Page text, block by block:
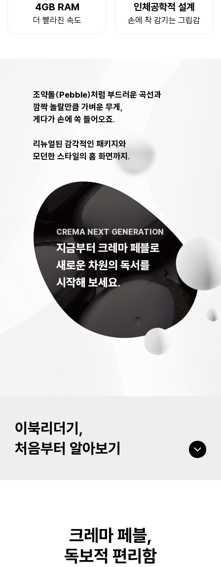
4GB RAM
더 빨라진 속도
인체공학적 설계
손에 착 감기는 그립감
조약돌(Pebble)처럼 부드러운 곡선과
깜짝 놀랄만큼 가벼운 무게,
게다가 손에 쏙 들어오죠.
리뉴얼된 감각적인 패키지와
모던한 스타일의 홈 화면까지.
CREMA NEXT GENERATION
지금부터 크레마 페블로
새로운 차원의 독서를
시작해 보세요.
이북리더기,
처음부터 알아보기
크레마 페블,
독보적 편리함